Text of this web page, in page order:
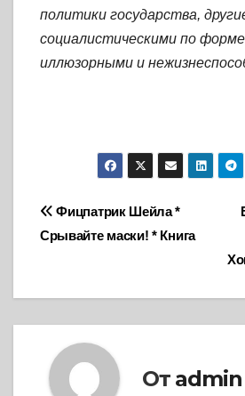
политики государства,
социалистическими по
иллюзорными и
Навигация
по
записям
Фицпатрик Шейла *
Срывайте маски! * Книга
От admin